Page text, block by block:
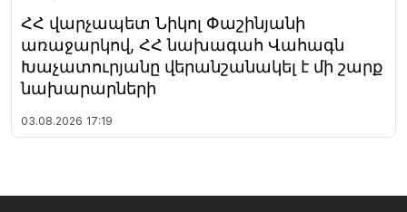
ՀՀ վարչապետ Նիկոլ Փաշինյանի
առաջարկով, ՀՀ նախագահ Վահագն
Խաչատուրյանը վերանշանակել է մի շարք
նախարարների
03.08.2026 17:19